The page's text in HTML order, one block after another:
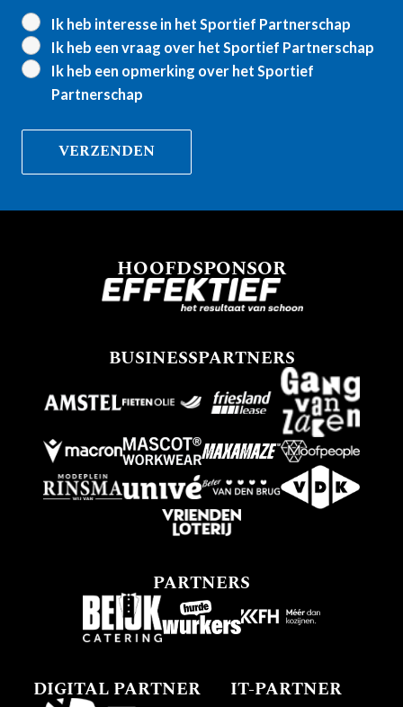
Ik heb interesse in het Sportief Partnerschap
Ik heb een vraag over het Sportief Partnerschap
Ik heb een opmerking over het Sportief
Partnerschap
HOOFDSPONSOR
BUSINESSPARTNERS
PARTNERS
DIGITAL PARTNER IT-PARTNER